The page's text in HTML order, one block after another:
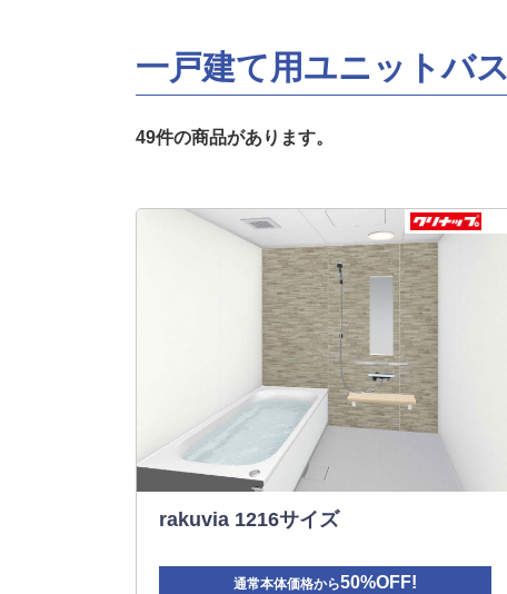
一戸建て用ユニットバス
49件の商品があります。
rakuvia 1216サイズ
通常本体価格から50%OFF!